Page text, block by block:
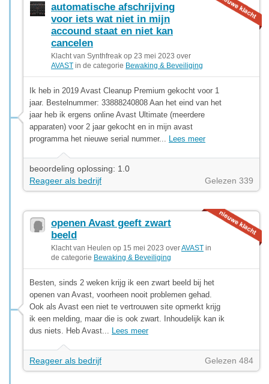
automatische afschrijving
voor iets wat niet in mijn
accound staat en niet kan
cancelen
Klacht van Synthfreak op 23 mei 2023 over
AVAST in de categorie Bewaking & Beveiliging
Ik heb in 2019 Avast Cleanup Premium gekocht voor 1
jaar. Bestelnummer: 33888240808 Aan het eind van het
jaar heb ik ergens online Avast Ultimate (meerdere
apparaten) voor 2 jaar gekocht en in mijn avast
programma het nieuwe serial nummer... Lees meer
beoordeling oplossing: 1.0
Reageer als bedrijf
Gelezen 339
openen Avast geeft zwart
beeld
Klacht van Heulen op 15 mei 2023 overAVAST in
de categorie Bewaking & Beveiliging
Besten, sinds 2 weken krijg ik een zwart beeld bij het
openen van Avast, voorheen nooit problemen gehad.
Ook als Avast een niet te vertrouwen site opmerkt krijg
ik een melding, maar die is ook zwart. Inhoudelijk kan ik
dus niets. Heb Avast... Lees meer
Reageer als bedrijf Gelezen 484